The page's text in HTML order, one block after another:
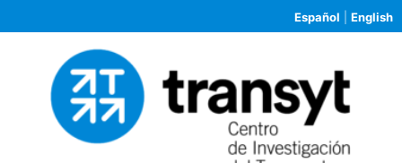
Español English